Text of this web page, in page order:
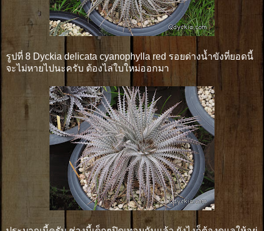
รูปที่ 8 Dyckia delicata cyanophylla red รอยด่างน้ำขังที่ยอดนี้
จะไม่หายไปนะครับ ต้องไล่ใบใหม่ออกมา